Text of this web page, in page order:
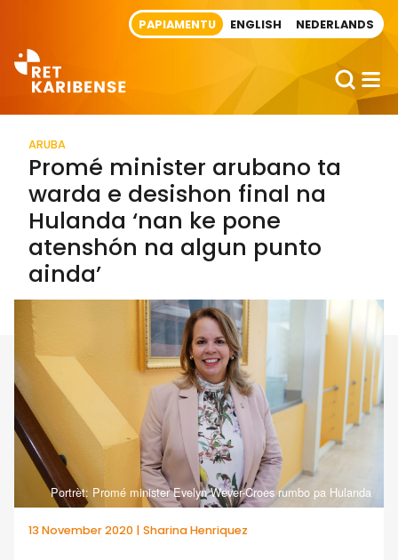
PAPIAMENTU ENGLISH NEDERLANDS
ARUBA
Promé minister arubano ta
warda e desishon final na
Hulanda ‘nan ke pone
atenshón na algun punto
ainda’
Portrèt: Promé minister Evelyn Wever-Croes rumbo pa Hulanda
13 November 2020 | Sharina Henriquez